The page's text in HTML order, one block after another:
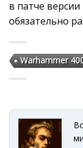
в патче
обязательно
Warhammer